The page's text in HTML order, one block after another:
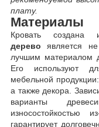
плату.
Материалы
Кровать создана
деревоявляется
лучшим материалом
Его используют
мебельной
а также декора.
варианты
износостойкостью
гарантирует